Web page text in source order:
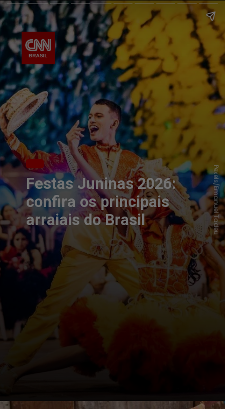
Festas Juninas 2026:
confira os principais
arraiais do Brasil
Pexels/Emanuel Tadeu